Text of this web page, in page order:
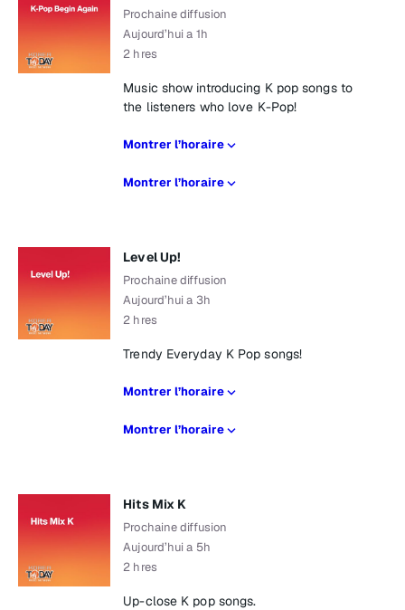
Prochaine diffusion
Aujourd’hui a 1h
2 hres
Music show introducing K pop songs to
the listeners who love K-Pop!
Montrer l’horaire
Montrer l’horaire
Level Up!
Prochaine diffusion
Aujourd’hui a 3h
2 hres
Trendy Everyday K Pop songs!
Montrer l’horaire
Montrer l’horaire
Hits Mix K
Prochaine diffusion
Aujourd’hui a 5h
2 hres
Up-close K pop songs.